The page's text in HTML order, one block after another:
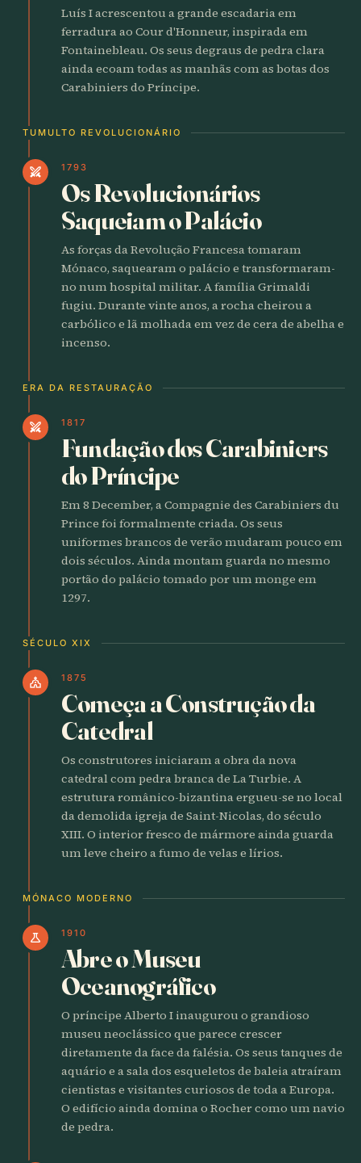
Luís I acrescentou a grande escadaria em
ferradura ao Cour d'Honneur, inspirada em
Fontainebleau. Os seus degraus de pedra clara
ainda ecoam todas as manhãs com as botas dos
Carabiniers do Príncipe.
TUMULTO REVOLUCIONÁRIO
swords 1793
Os Revolucionários
Saqueiam o Palácio
As forças da Revolução Francesa tomaram
Mónaco, saquearam o palácio e transformaram-
no num hospital militar. A família Grimaldi
fugiu. Durante vinte anos, a rocha cheirou a
carbólico e lã molhada em vez de cera de abelha e
incenso.
ERA DA RESTAURAÇÃO
swords 1817
Fundação dos Carabiniers
do Príncipe
Em 8 December, a Compagnie des Carabiniers du
Prince foi formalmente criada. Os seus
uniformes brancos de verão mudaram pouco em
dois séculos. Ainda montam guarda no mesmo
portão do palácio tomado por um monge em
1297.
SÉCULO XIX
church 1875
Começa a Construção da
Catedral
Os construtores iniciaram a obra da nova
catedral com pedra branca de La Turbie. A
estrutura românico-bizantina ergueu-se no local
da demolida igreja de Saint-Nicolas, do século
XIII. O interior fresco de mármore ainda guarda
um leve cheiro a fumo de velas e lírios.
MÓNACO MODERNO
science 1910
Abre o Museu
Oceanográfico
O príncipe Alberto I inaugurou o grandioso
museu neoclássico que parece crescer
diretamente da face da falésia. Os seus tanques de
aquário e a sala dos esqueletos de baleia atraíram
cientistas e visitantes curiosos de toda a Europa.
O edifício ainda domina o Rocher como um navio
de pedra.